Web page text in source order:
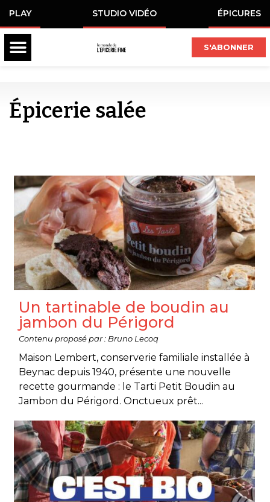
PLAY STUDIO VIDÉO ÉPICURES
S'ABONNER
Épicerie salée
Un tartinable de boudin au
jambon du Périgord
Contenu proposé par : Bruno Lecoq
Maison Lembert, conserverie familiale installée à
Beynac depuis 1940, présente une nouvelle
recette gourmande : le Tarti Petit Boudin au
Jambon du Périgord. Onctueux prêt...